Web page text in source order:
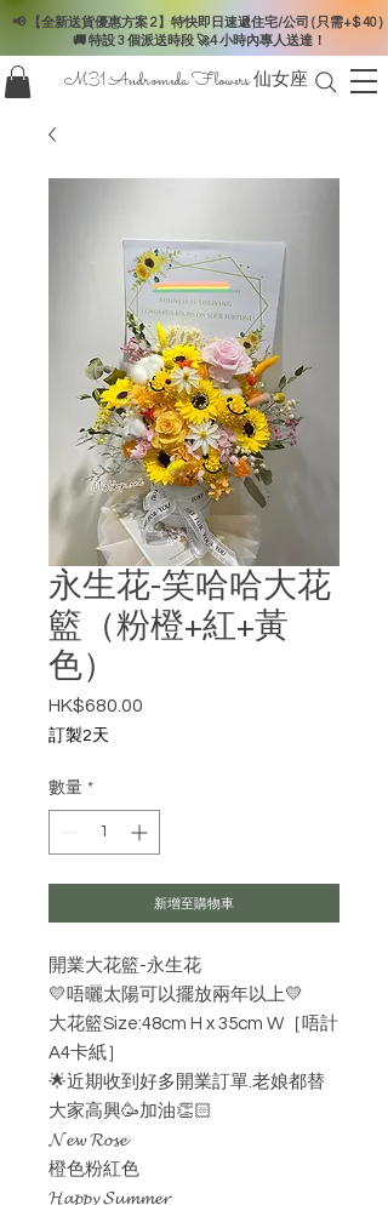
📢 【全新送貨優惠方案 2】特快即日速遞住宅/公司 ( 只需+$ 40 )
🚚 特設 3 個派送時段 🚀4 小時內專人送達！
M31 Andromeda Flowers 仙女座
永生花-笑哈哈大花
籃（粉橙+紅+黃
色）
HK$680.00
訂製2天
數量 *
新增至購物車
開業大花籃-永生花
💛唔曬太陽可以擺放兩年以上💛
大花籃Size:48cm H x 35cm W［唔計
A4卡紙］
🌟近期收到好多開業訂單.老娘都替
大家高興🥳加油👏🏻
𝓝𝓮𝔀 𝓡𝓸𝓼𝓮
橙色粉紅色
𝓗𝓪𝓹𝓹𝔂 𝓢𝓾𝓶𝓶𝓮𝓻